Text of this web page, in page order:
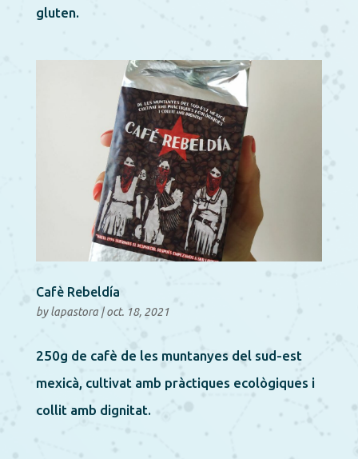
gluten.
Cafè Rebeldía
bylapastora|oct. 18, 2021
250g de cafè de les muntanyes del sud-est
mexicà, cultivat amb pràctiques ecològiques i
collit amb dignitat.